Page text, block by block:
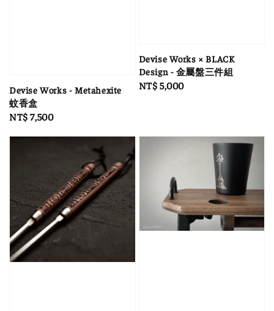
Devise Works - Metahexite
蚊香盒
Regular
NT$ 7,500
Devise Works × BLACK
Design - 金屬盤三件組
Regular
NT$ 5,000